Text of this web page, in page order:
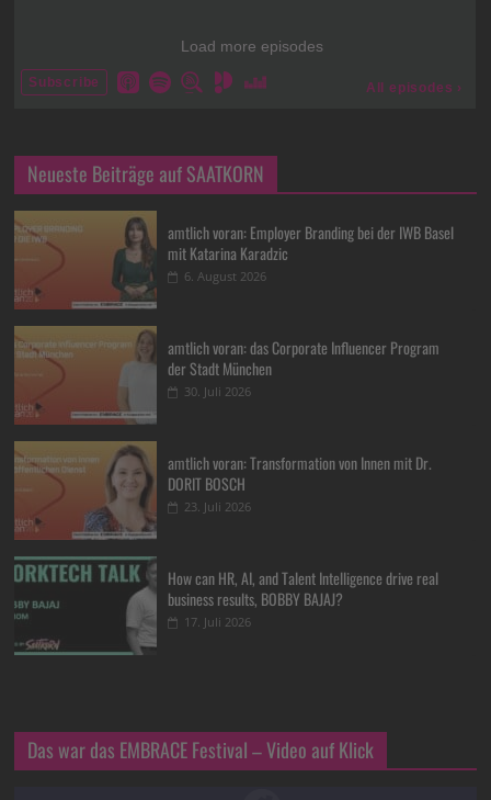
Neueste Beiträge auf SAATKORN
amtlich voran: Employer Branding bei der IWB Basel
mit Katarina Karadzic
6. August 2026
amtlich voran: das Corporate Influencer Program
der Stadt München
30. Juli 2026
amtlich voran: Transformation von Innen mit Dr.
DORIT BOSCH
23. Juli 2026
How can HR, AI, and Talent Intelligence drive real
business results, BOBBY BAJAJ?
17. Juli 2026
Das war das EMBRACE Festival – Video auf Klick